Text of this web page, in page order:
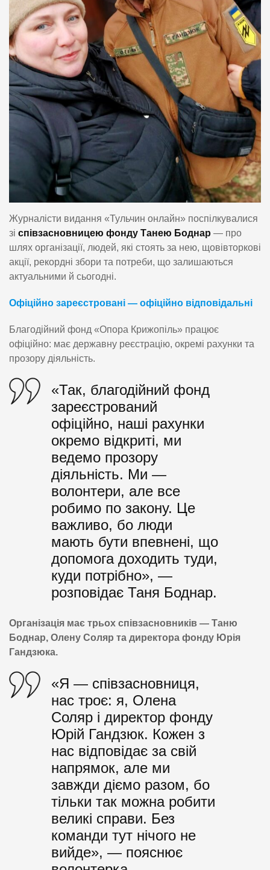
Журналісти видання «Тульчин онлайн» поспілкувалися
зі співзасновницею фонду Танею Боднар — про
шлях організації, людей, які стоять за нею, щовівторкові
акції, рекордні збори та потреби, що залишаються
актуальними й сьогодні.
Офіційно зареєстровані — офіційно відповідальні
Благодійний фонд «Опора Крижопіль» працює
офіційно: має державну реєстрацію, окремі рахунки та
прозору діяльність.
«Так, благодійний фонд
зареєстрований
офіційно, наші рахунки
окремо відкриті, ми
ведемо прозору
діяльність. Ми —
волонтери, але все
робимо по закону. Це
важливо, бо люди
мають бути впевнені, що
допомога доходить туди,
куди потрібно», —
розповідає Таня Боднар.
Організація має трьох співзасновників — Таню
Боднар, Олену Соляр та директора фонду Юрія
Гандзюка.
«Я — співзасновниця,
нас троє: я, Олена
Соляр і директор фонду
Юрій Гандзюк. Кожен з
нас відповідає за свій
напрямок, але ми
завжди діємо разом, бо
тільки так можна робити
великі справи. Без
команди тут нічого не
вийде», — пояснює